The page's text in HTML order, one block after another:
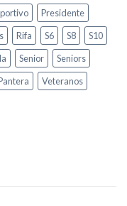
Presidente
Rifa S6 S8
S10
Senior
Seniors
Veteranos